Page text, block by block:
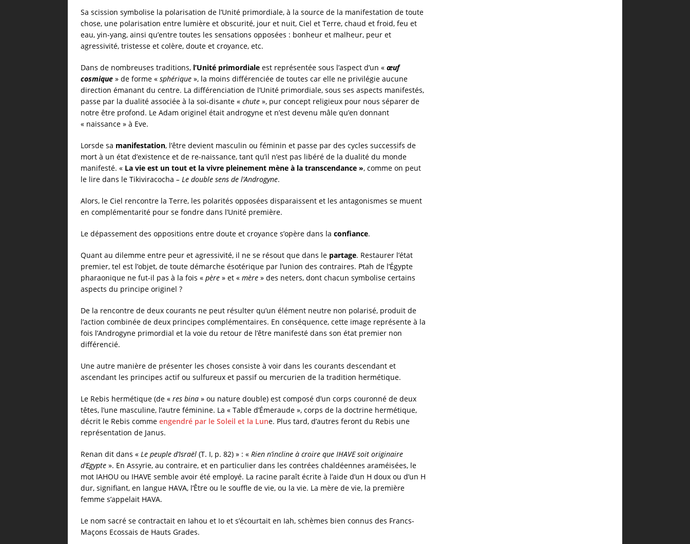
Sa scission symbolise la polarisation de l’Unité primordiale, à la source de la manifestation de toute
chose, une polarisation entre lumière et obscurité, jour et nuit, Ciel et Terre, chaud et froid, feu et
eau, yin-yang, ainsi qu’entre toutes les sensations opposées : bonheur et malheur, peur et
agressivité, tristesse et colère, doute et croyance, etc.
Dans de nombreuses traditions, l’Unité primordiale est représentée sous l’aspect d’un « œuf
cosmique » de forme « sphérique », la moins différenciée de toutes car elle ne privilégie aucune
direction émanant du centre. La différenciation de l’Unité primordiale, sous ses aspects manifestés,
passe par la dualité associée à la soi-disante « chute », pur concept religieux pour nous séparer de
notre être profond. Le Adam originel était androgyne et n’est devenu mâle qu’en donnant
« naissance » à Eve.
Lorsde sa manifestation, l’être devient masculin ou féminin et passe par des cycles successifs de
mort à un état d’existence et de re-naissance, tant qu’il n’est pas libéré de la dualité du monde
manifesté. « La vie est un tout et la vivre pleinement mène à la transcendance », comme on peut
le lire dans le Tikiviracocha – Le double sens de l’Androgyne.
Alors, le Ciel rencontre la Terre, les polarités opposées disparaissent et les antagonismes se muent
en complémentarité pour se fondre dans l’Unité première.
Le dépassement des oppositions entre doute et croyance s’opère dans la confiance.
Quant au dilemme entre peur et agressivité, il ne se résout que dans le partage. Restaurer l’état
premier, tel est l’objet, de toute démarche ésotérique par l’union des contraires. Ptah de l’Égypte
pharaonique ne fut-il pas à la fois « père » et « mère » des neters, dont chacun symbolise certains
aspects du principe originel ?
De la rencontre de deux courants ne peut résulter qu’un élément neutre non polarisé, produit de
l’action combinée de deux principes complémentaires. En conséquence, cette image représente à la
fois l’Androgyne primordial et la voie du retour de l’être manifesté dans son état premier non
différencié.
Une autre manière de présenter les choses consiste à voir dans les courants descendant et
ascendant les principes actif ou sulfureux et passif ou mercurien de la tradition hermétique.
Le Rebis hermétique (de « res bina » ou nature double) est composé d’un corps couronné de deux
têtes, l’une masculine, l’autre féminine. La « Table d’Émeraude », corps de la doctrine hermétique,
décrit le Rebis comme engendré par le Soleil et la Lune. Plus tard, d’autres feront du Rebis une
représentation de Janus.
Renan dit dans « Le peuple d’Israël (T. I, p. 82) » : « Rien n’incline à croire que IHAVE soit originaire
d’Egypte ». En Assyrie, au contraire, et en particulier dans les contrées chaldéennes araméisées, le
mot IAHOU ou IHAVE semble avoir été employé. La racine paraît écrite à l’aide d’un H doux ou d’un H
dur, signifiant, en langue HAVA, l’Être ou le souffle de vie, ou la vie. La mère de vie, la première
femme s’appelait HAVA.
Le nom sacré se contractait en Iahou et Io et s’écourtait en Iah, schèmes bien connus des Francs-
Maçons Ecossais de Hauts Grades.